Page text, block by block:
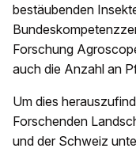
bestäubenden
Forschung
auch die Anzahl an
Um dies
Forschenden
und der Schweiz